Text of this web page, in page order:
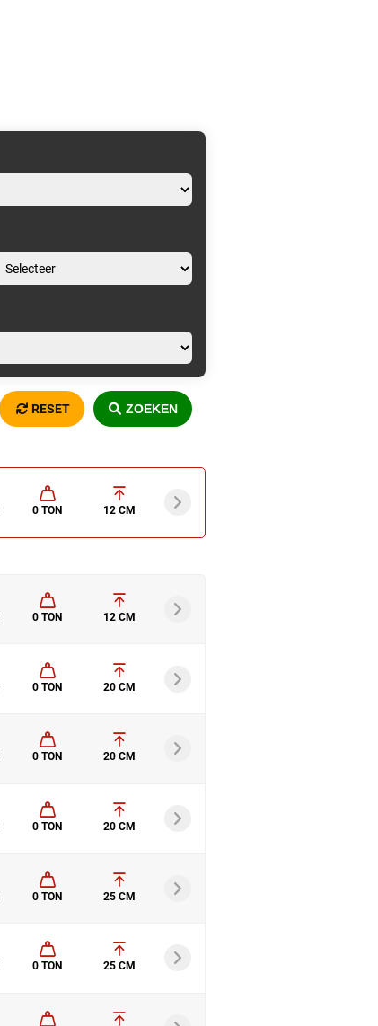
RESET ZOEKEN
0 TON 12 CM
0 TON 12 CM
0 TON 20 CM
0 TON 20 CM
0 TON 20 CM
0 TON 25 CM
0 TON 25 CM